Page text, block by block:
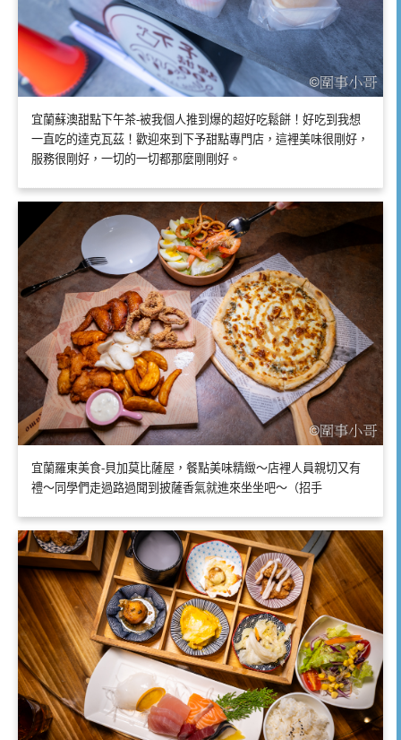
宜蘭蘇澳甜點下午茶-被我個人推到爆的超好吃鬆餅！好吃到我想
一直吃的達克瓦茲！歡迎來到下予甜點專門店，這裡美味很剛好，
服務很剛好，一切的一切都那麼剛剛好。
宜蘭羅東美食-貝加莫比薩屋，餐點美味精緻～店裡人員親切又有
禮～同學們走過路過聞到披薩香氣就進來坐坐吧～（招手